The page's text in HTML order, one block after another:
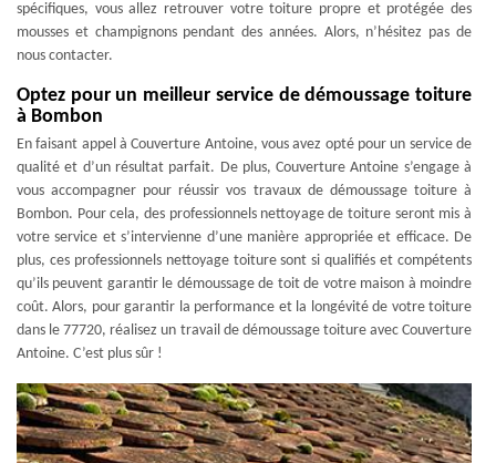
spécifiques, vous allez retrouver votre toiture propre et protégée des
mousses et champignons pendant des années. Alors, n’hésitez pas de
nous contacter.
Optez pour un meilleur service de démoussage toiture
à Bombon
En faisant appel à Couverture Antoine, vous avez opté pour un service de
qualité et d’un résultat parfait. De plus, Couverture Antoine s’engage à
vous accompagner pour réussir vos travaux de démoussage toiture à
Bombon. Pour cela, des professionnels nettoyage de toiture seront mis à
votre service et s’intervienne d’une manière appropriée et efficace. De
plus, ces professionnels nettoyage toiture sont si qualifiés et compétents
qu’ils peuvent garantir le démoussage de toit de votre maison à moindre
coût. Alors, pour garantir la performance et la longévité de votre toiture
dans le 77720, réalisez un travail de démoussage toiture avec Couverture
Antoine. C’est plus sûr !